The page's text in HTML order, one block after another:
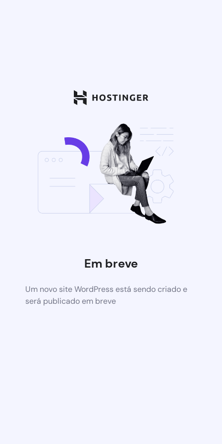
Em breve
Um novo site WordPress está sendo criado e
será publicado em breve